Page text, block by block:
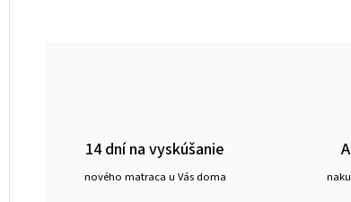
14 dní na vyskúšanie
nového matraca u Vás doma